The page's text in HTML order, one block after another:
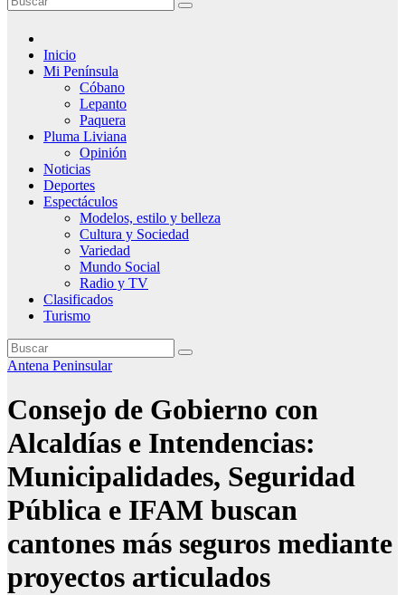
Inicio
Mi Península
Cóbano
Lepanto
Paquera
Pluma Liviana
Opinión
Noticias
Deportes
Espectáculos
Modelos, estilo y belleza
Cultura y Sociedad
Variedad
Mundo Social
Radio y TV
Clasificados
Turismo
Antena Peninsular
Consejo de Gobierno con
Alcaldías e Intendencias:
Municipalidades, Seguridad
Pública e IFAM buscan
cantones más seguros mediante
proyectos articulados